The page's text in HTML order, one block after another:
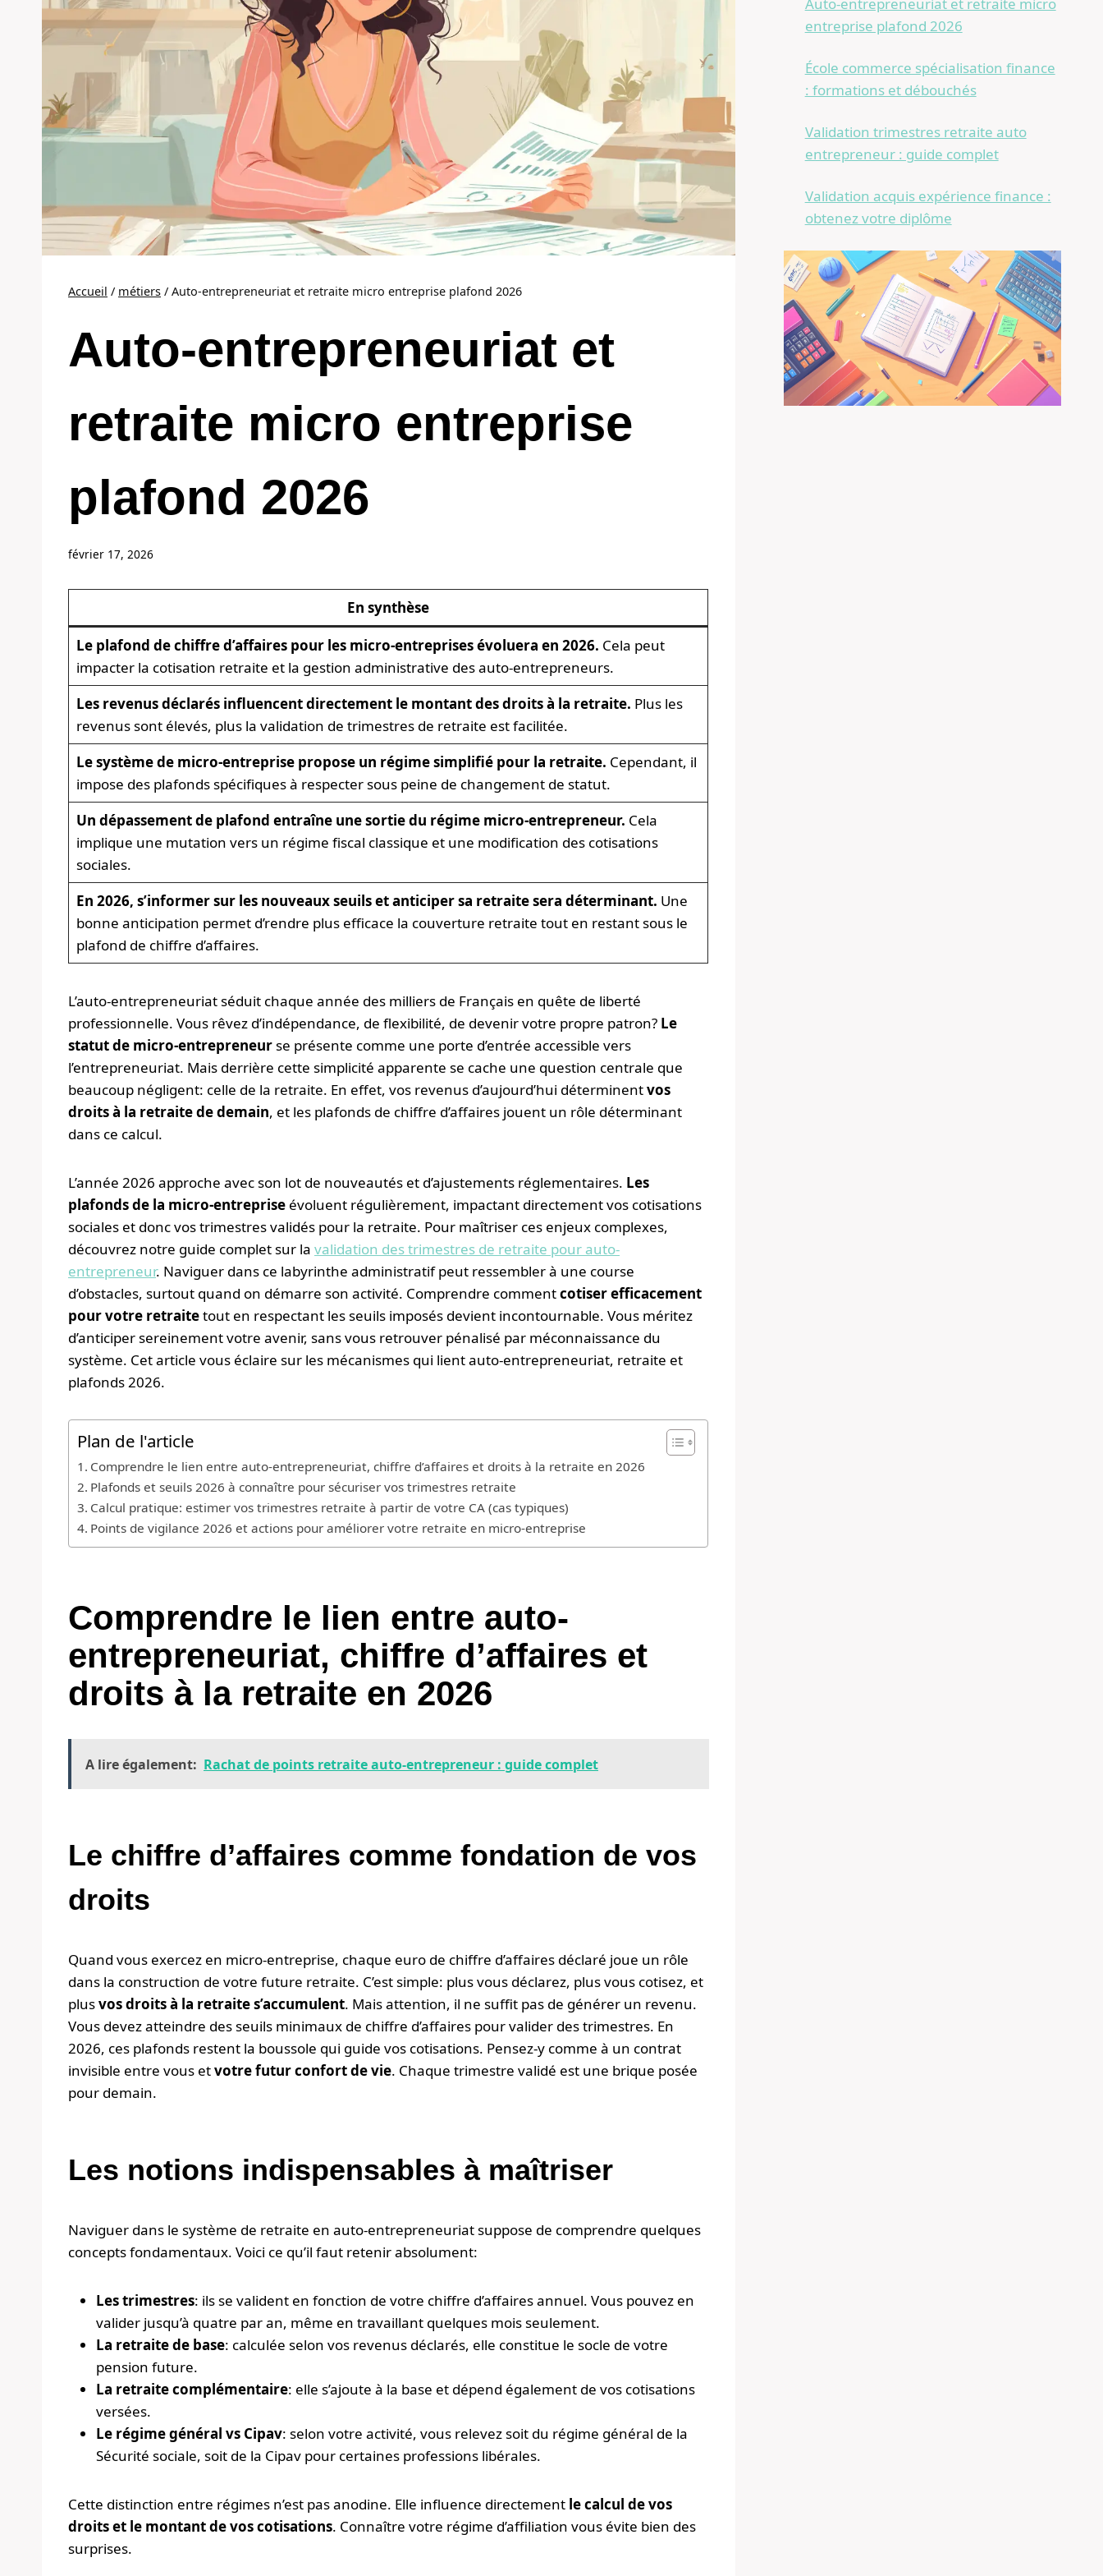
Accueil / métiers / Auto-entrepreneuriat et retraite micro entreprise plafond 2026
Auto-entrepreneuriat et
retraite micro entreprise
plafond 2026
février 17, 2026
En synthèse
Le plafond de chiffre d’affaires pour les micro-entreprises évoluera en 2026. Cela peut
impacter la cotisation retraite et la gestion administrative des auto-entrepreneurs.
Les revenus déclarés influencent directement le montant des droits à la retraite. Plus les
revenus sont élevés, plus la validation de trimestres de retraite est facilitée.
Le système de micro-entreprise propose un régime simplifié pour la retraite. Cependant, il
impose des plafonds spécifiques à respecter sous peine de changement de statut.
Un dépassement de plafond entraîne une sortie du régime micro-entrepreneur. Cela
implique une mutation vers un régime fiscal classique et une modification des cotisations
sociales.
En 2026, s’informer sur les nouveaux seuils et anticiper sa retraite sera déterminant. Une
bonne anticipation permet d’rendre plus efficace la couverture retraite tout en restant sous le
plafond de chiffre d’affaires.
L’auto-entrepreneuriat séduit chaque année des milliers de Français en quête de liberté
professionnelle. Vous rêvez d’indépendance, de flexibilité, de devenir votre propre patron? Le
statut de micro-entrepreneurse présente comme une porte d’entrée accessible vers
l’entrepreneuriat. Mais derrière cette simplicité apparente se cache une question centrale que
beaucoup négligent: celle de la retraite. En effet, vos revenus d’aujourd’hui déterminentvos
droits à la retraite de demain, et les plafonds de chiffre d’affaires jouent un rôle déterminant
dans ce calcul.
L’année 2026 approche avec son lot de nouveautés et d’ajustements réglementaires. Les
plafonds de la micro-entreprise évoluent régulièrement, impactant directement vos cotisations
sociales et donc vos trimestres validés pour la retraite. Pour maîtriser ces enjeux complexes,
découvrez notre guide complet sur la validation des trimestres de retraite pour auto-
entrepreneur. Naviguer dans ce labyrinthe administratif peut ressembler à une course
d’obstacles, surtout quand on démarre son activité. Comprendre commentcotiser efficacement
pour votre retraitetout en respectant les seuils imposés devient incontournable. Vous méritez
d’anticiper sereinement votre avenir, sans vous retrouver pénalisé par méconnaissance du
système. Cet article vous éclaire sur les mécanismes qui lient auto-entrepreneuriat, retraite et
plafonds 2026.
Plan de l'article
Comprendre le lien entre auto-entrepreneuriat, chiffre d’affaires et droits à la retraite en 2026
Plafonds et seuils 2026 à connaître pour sécuriser vos trimestres retraite
Calcul pratique: estimer vos trimestres retraite à partir de votre CA (cas typiques)
Points de vigilance 2026 et actions pour améliorer votre retraite en micro-entreprise
Comprendre le lien entre auto-
entrepreneuriat, chiffre d’affaires et
droits à la retraite en 2026
A lire également: Rachat de points retraite auto-entrepreneur : guide complet
Le chiffre d’affaires comme fondation de vos
droits
Quand vous exercez en micro-entreprise, chaque euro de chiffre d’affaires déclaré joue un rôle
dans la construction de votre future retraite. C’est simple: plus vous déclarez, plus vous cotisez, et
plusvos droits à la retraite s’accumulent. Mais attention, il ne suffit pas de générer un revenu.
Vous devez atteindre des seuils minimaux de chiffre d’affaires pour valider des trimestres. En
2026, ces plafonds restent la boussole qui guide vos cotisations. Pensez-y comme à un contrat
invisible entre vous etvotre futur confort de vie. Chaque trimestre validé est une brique posée
pour demain.
Les notions indispensables à maîtriser
Naviguer dans le système de retraite en auto-entrepreneuriat suppose de comprendre quelques
concepts fondamentaux. Voici ce qu’il faut retenir absolument:
Les trimestres: ils se valident en fonction de votre chiffre d’affaires annuel. Vous pouvez en
valider jusqu’à quatre par an, même en travaillant quelques mois seulement.
La retraite de base: calculée selon vos revenus déclarés, elle constitue le socle de votre
pension future.
La retraite complémentaire: elle s’ajoute à la base et dépend également de vos cotisations
versées.
Le régime général vs Cipav: selon votre activité, vous relevez soit du régime général de la
Sécurité sociale, soit de la Cipav pour certaines professions libérales.
Cette distinction entre régimes n’est pas anodine. Elle influence directement le calcul de vos
droits et le montant de vos cotisations. Connaître votre régime d’affiliation vous évite bien des
surprises.
entreprise plafond 2026
École commerce spécialisation finance
: formations et débouchés
Validation trimestres retraite auto
entrepreneur : guide complet
Validation acquis expérience finance :
obtenez votre diplôme